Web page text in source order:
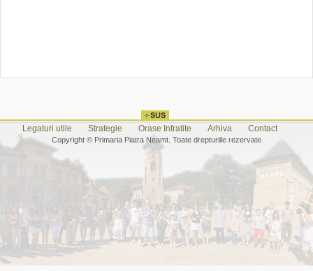
Legaturi utile Strategie Orase Infratite Arhiva Contact
Copyright © Primaria Piatra Neamt. Toate drepturiile rezervate